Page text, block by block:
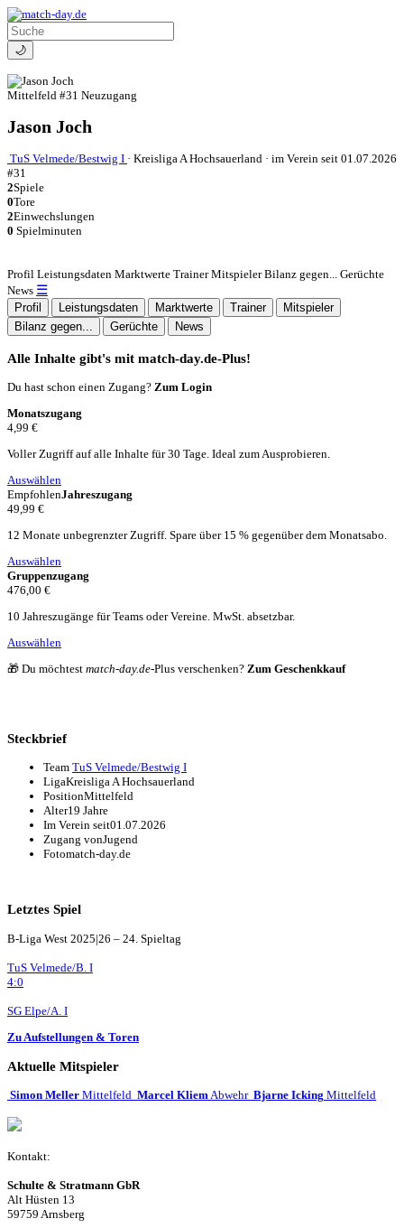
🌙
Mittelfeld #31 Neuzugang
Jason Joch
TuS Velmede/Bestwig I · Kreisliga A Hochsauerland · im Verein seit 01.07.2026
#31
2Spiele
0Tore
2Einwechslungen
0 Spielminuten
Profil Leistungsdaten Marktwerte Trainer Mitspieler Bilanz gegen... Gerüchte
News ☰
Profil Leistungsdaten Marktwerte Trainer
Mitspieler
Bilanz gegen...
Gerüchte News
Alle Inhalte gibt's mit match-day.de-Plus!
Du hast schon einen Zugang? Zum Login
Monatszugang
4,99 €
Voller Zugriff auf alle Inhalte für 30 Tage. Ideal zum Ausprobieren.
Auswählen
EmpfohlenJahreszugang
49,99 €
12 Monate unbegrenzter Zugriff. Spare über 15 % gegenüber dem Monatsabo.
Auswählen
Gruppenzugang
476,00 €
10 Jahreszugänge für Teams oder Vereine. MwSt. absetzbar.
Auswählen
🎁 Du möchtest match-day.de-Plus verschenken? Zum Geschenkkauf
Steckbrief
Team TuS Velmede/Bestwig I
LigaKreisliga A Hochsauerland
PositionMittelfeld
Alter19 Jahre
Im Verein seit01.07.2026
Zugang vonJugend
Fotomatch-day.de
Letztes Spiel
B-Liga West 2025|26 – 24. Spieltag
TuS Velmede/B. I
4:0
SG Elpe/A. I
Zu Aufstellungen & Toren
Aktuelle Mitspieler
Simon Meller Mittelfeld Marcel Kliem Abwehr Bjarne Icking Mittelfeld
Kontakt:
Schulte & Stratmann GbR
Alt Hüsten 13
59759 Arnsberg